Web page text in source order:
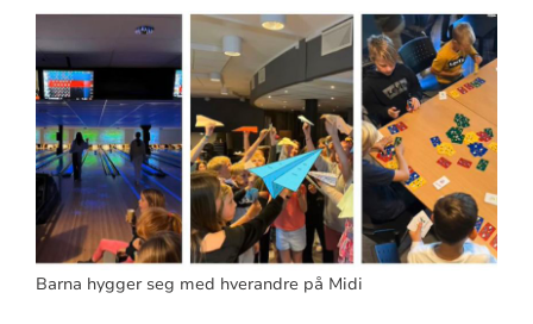
Barna hygger seg med hverandre på Midi